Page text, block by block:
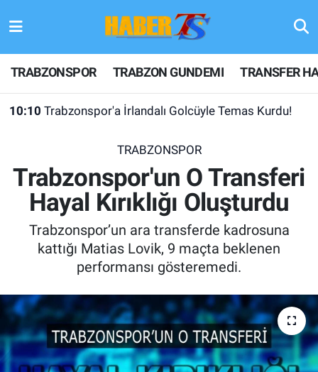
TRABZONSPOR TRABZON GUNDEMI TRANSFER
10:10 Trabzonspor'a İrlandalı Golcüyle Temas Kurdu!
TRABZONSPOR
Trabzonspor'un O Transferi
Hayal Kırıklığı Oluşturdu
Trabzonspor’un ara transferde kadrosuna
kattığı Matias Lovik, 9 maçta beklenen
performansı gösteremedi.
TRABZONSPOR
TRABZON GUNDEMI
KULİS MEYDANI
1461 TRABZON
FUTBOL
ALT LIGLER
TV VE SİNEMA
Hava Durumu
Trafik Durumu
Son Dakika Haberleri
Haber Arşivi